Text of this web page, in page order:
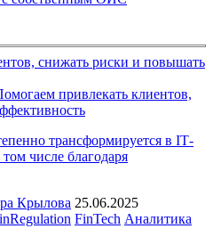
привлекать клиентов,
трансформируется в IТ-
числе благодаря
Крылова 25.06.2025
FinTech Аналитика